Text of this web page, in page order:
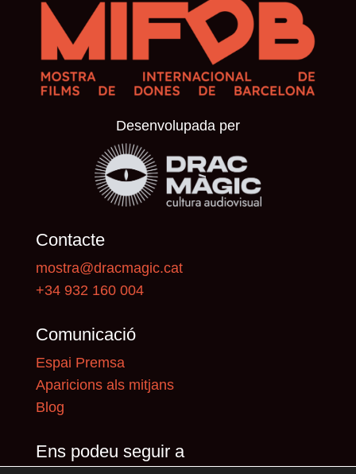
Desenvolupada per
Contacte
mostra@dracmagic.cat
+34 932 160 004
Comunicació
Espai Premsa
Aparicions als mitjans
Blog
Ens podeu seguir a